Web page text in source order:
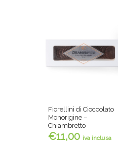
Fiorellini di Cioccolato
Monorigine –
Chiambretto
€11,00 iva inclusa